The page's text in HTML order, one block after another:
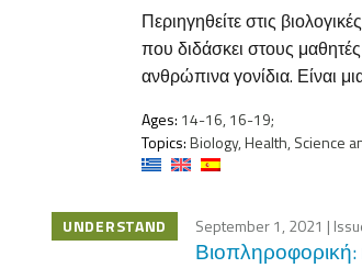
Περιηγηθείτε στις
που διδάσκει στους
ανθρώπινα γονίδια. Είναι
Ages: 14-16, 16-19;
Topics:Biology, Health, Science
UNDERSTAND September 1, 2021 |